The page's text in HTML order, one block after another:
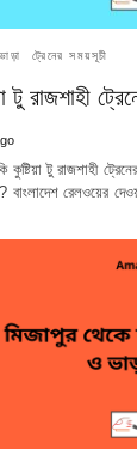
ট্রেনের সময়সূচী
টু রাজশাহী
কুষ্টিয়া টু রাজশাহী
বাংলাদেশ রেলওয়ের